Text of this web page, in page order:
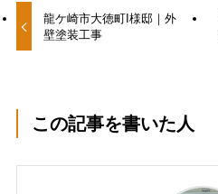
龍ケ崎市大徳町I様邸｜外
壁塗装工事
この記事を書いた人